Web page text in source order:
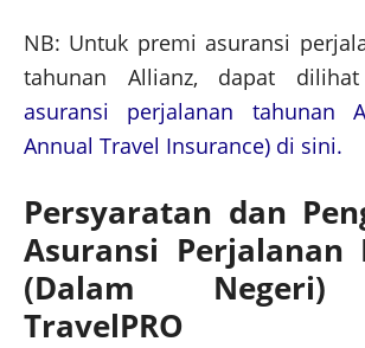
NB: Untuk premi asuransi
tahunan Allianz, dapat
asuransi perjalanan tahunan
Annual Travel Insurance) di sini.
Persyaratan dan
Asuransi Perjalanan
(Dalam Negeri)
TravelPRO